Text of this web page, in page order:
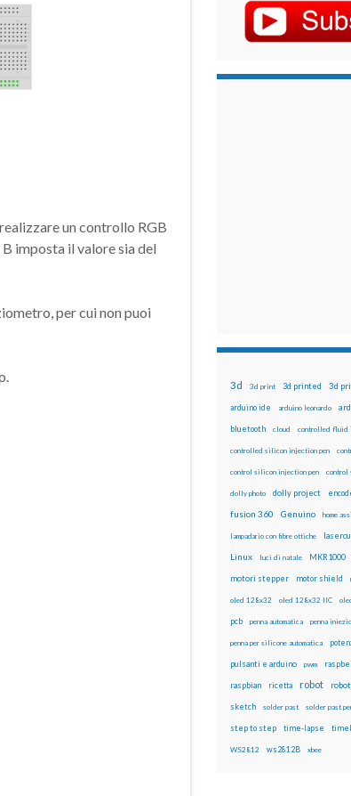
un controllo RGB
imposta il valore sia del
per cui non puoi
3d 3d print 3d printed 3d
arduino ide arduino leonardo
bluetooth cloud controlled fluid
controlled silicon injection pen
control silicon injection pen control
dolly photo dolly project
fusion 360 Genuino home
lampadario con fibre ottiche
Linux luci di natale MKR1000
motori stepper motor shield
oled 128x32 oled 128x32 IIC
pcb penna automatica penna
penna per silicone automatica
pulsanti e arduino pwm
raspbian ricetta robot
sketch solder past solder past
step to step time-lapse
WS2812 ws2812B xbee